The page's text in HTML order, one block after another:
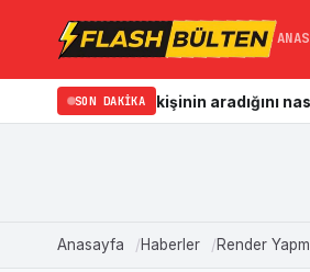
SON DAKIKA
kişinin aradığını nasıl görebilirim?
Anasayfa Haberler Render